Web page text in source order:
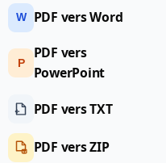
W PDF vers Word
P
PDF vers
PowerPoint
PDF vers TXT
PDF vers ZIP